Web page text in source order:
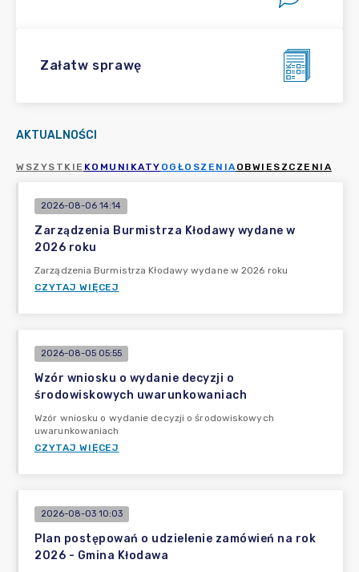
Załatw sprawę
AKTUALNOŚCI
WSZYSTKIE KOMUNIKATY OGŁOSZENIA OBWIESZCZENIA
2026-08-06 14:14
Zarządzenia Burmistrza Kłodawy wydane w
2026 roku
Zarządzenia Burmistrza Kłodawy wydane w 2026 roku
CZYTAJ WIĘCEJ
2026-08-05 05:55
Wzór wniosku o wydanie decyzji o
środowiskowych uwarunkowaniach
Wzór wniosku o wydanie decyzji o środowiskowych
uwarunkowaniach
CZYTAJ WIĘCEJ
2026-08-03 10:03
Plan postępowań o udzielenie zamówień na rok
2026 - Gmina Kłodawa